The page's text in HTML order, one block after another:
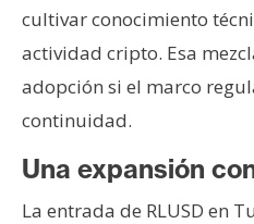
cultivar conocimiento
actividad cripto. Esa
adopción si el marco
continuidad.
Una expansión
La entrada de RLUSD en